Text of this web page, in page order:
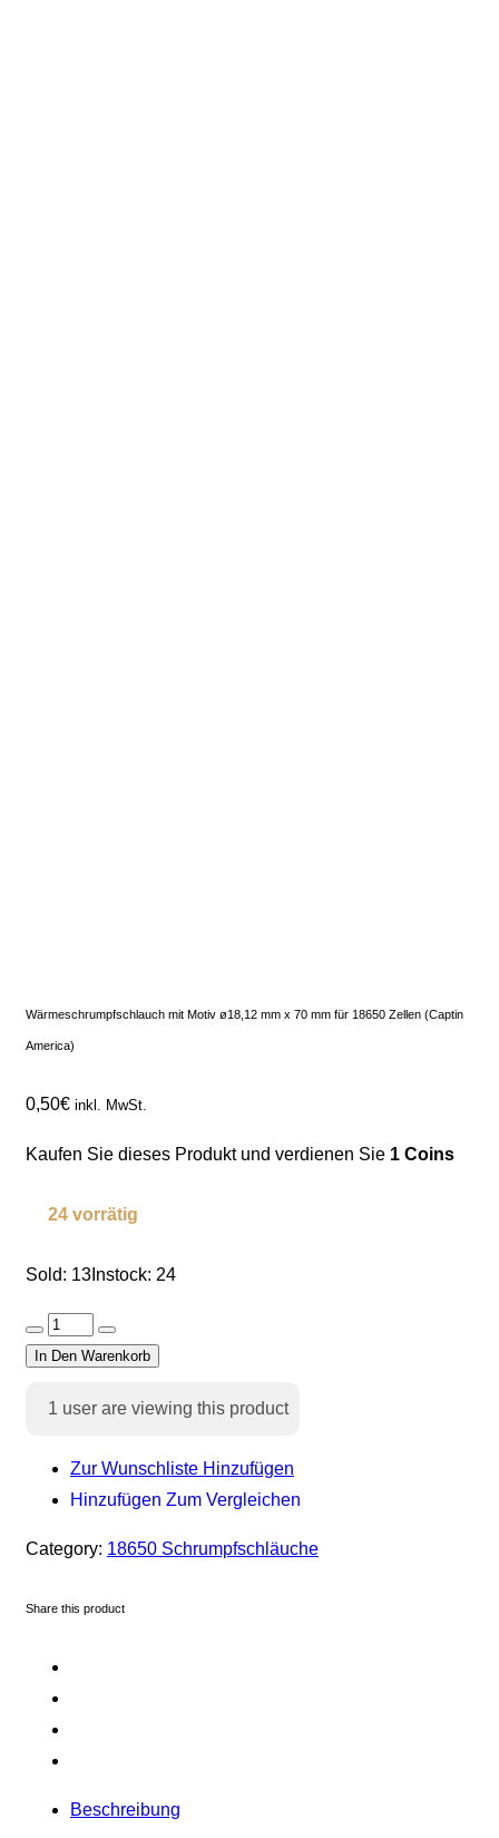
Wärmeschrumpfschlauch mit Motiv ø18,12 mm x 70 mm für 18650 Zellen (Captin
America)
0,50€ inkl. MwSt.
Kaufen Sie dieses Produkt und verdienen Sie 1 Coins
24 vorrätig
Sold: 13 Instock: 24
In Den Warenkorb
1 user are viewing this product
Zur Wunschliste Hinzufügen
Hinzufügen Zum Vergleichen
Category: 18650 Schrumpfschläuche
Share this product
Beschreibung